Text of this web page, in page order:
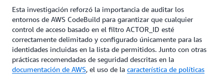
Esta investigación reforzó la importancia de auditar los
entornos de AWS CodeBuild para garantizar que cualquier
control de acceso basado en el filtro ACTOR_ID esté
correctamente delimitado y configurado únicamente para las
identidades incluidas en la lista de permitidos. Junto con otras
prácticas recomendadas de seguridad descritas en la
documentación de AWS, el uso de la característica de políticas